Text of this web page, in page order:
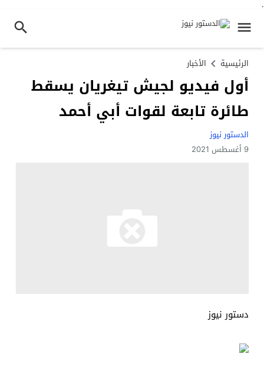
.
الرئيسية الأخبار
أول فيديو لجيش تيغريان يسقط
طائرة تابعة لقوات أبي أحمد
الدستور نيوز
9 أغسطس 2021
دستور نيوز